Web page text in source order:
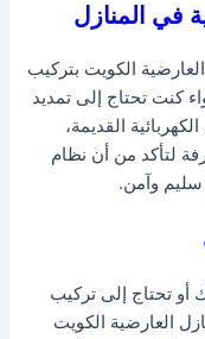
في المنازل
الكويت بتركيب
كنت تحتاج إلى تمديد
القديمة،
لتأكد من أن نظام
سليم وآمن.
أو تحتاج إلى تركيب
العارضية الكويت